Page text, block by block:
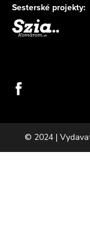
Sesterské projekty:
© 2024 |